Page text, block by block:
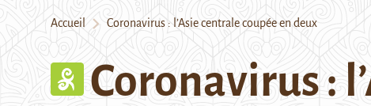
Accueil Coronavirus : l’Asie centrale coupée en deux
Coronavirus :